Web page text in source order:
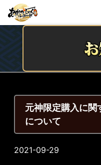
元神限定購入に関
について
2021-09-29